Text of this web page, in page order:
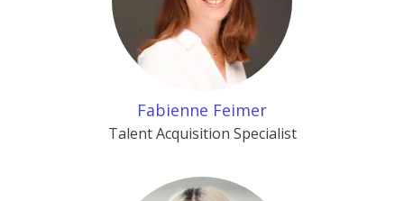
Fabienne Feimer
Talent Acquisition Specialist